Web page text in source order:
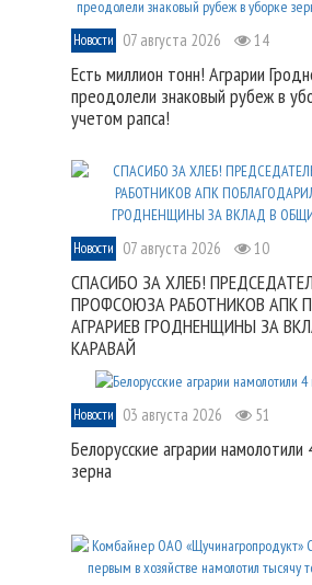
Новости 07 августа 2026 14
Есть миллион тонн! Аграрии
преодолели знаковый рубеж в
учетом рапса!
Новости 07 августа 2026 10
СПАСИБО ЗА ХЛЕБ!
ПРОФСОЮЗА РАБОТНИКОВ АПК
АГРАРИЕВ ГРОДНЕНЩИНЫ ЗА
КАРАВАЙ
Новости 03 августа 2026 51
Белорусские аграрии намолотили
зерна